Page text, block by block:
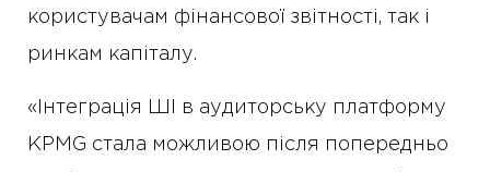
користувачам фінансової звітності, так і
ринкам капіталу.
«Інтеграція ШІ в аудиторську платформу
KPMG стала можливою після попередньо